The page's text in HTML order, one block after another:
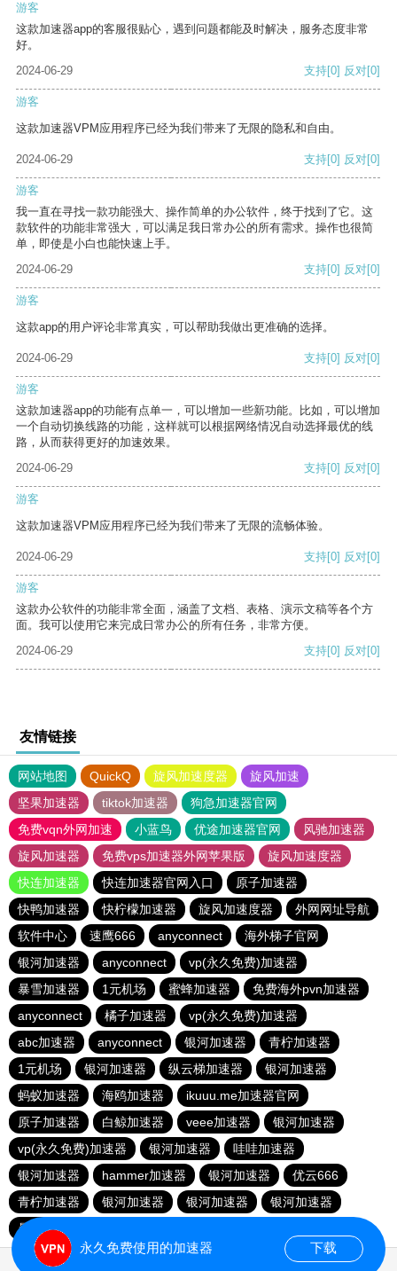
游客
这款加速器app的客服很贴心，遇到问题都能及时解决，服务态度非常
好。
2024-06-29
支持[0] 反对[0]
游客
这款加速器VPM应用程序已经为我们带来了无限的隐私和自由。
2024-06-29 支持[0] 反对[0]
游客
我一直在寻找一款功能强大、操作简单的办公软件，终于找到了它。这
款软件的功能非常强大，可以满足我日常办公的所有需求。操作也很简
单，即使是小白也能快速上手。
2024-06-29
支持[0] 反对[0]
游客
这款app的用户评论非常真实，可以帮助我做出更准确的选择。
2024-06-29 支持[0] 反对[0]
游客
这款加速器app的功能有点单一，可以增加一些新功能。比如，可以增加
一个自动切换线路的功能，这样就可以根据网络情况自动选择最优的线
路，从而获得更好的加速效果。
2024-06-29
支持[0] 反对[0]
游客
这款加速器VPM应用程序已经为我们带来了无限的流畅体验。
2024-06-29 支持[0] 反对[0]
游客
这款办公软件的功能非常全面，涵盖了文档、表格、演示文稿等各个方
面。我可以使用它来完成日常办公的所有任务，非常方便。
2024-06-29
支持[0] 反对[0]
友情链接
网站地图 QuickQ 旋风加速度器
旋风加速
坚果加速器
tiktok加速器
狗急加速器官网
免费vqn外网加速
小蓝鸟 优途加速器官网
风驰加速器
旋风加速器
免费vps加速器外网苹果版
旋风加速度器
快连加速器
快连加速器官网入口
原子加速器
快鸭加速器
快柠檬加速器 旋风加速度器
外网网址导航
软件中心
速鹰666 anyconnect
海外梯子官网
银河加速器
anyconnect
vp(永久免费)加速器
暴雪加速器
1元机场 蜜蜂加速器
免费海外pvn加速器
anyconnect
橘子加速器
vp(永久免费)加速器
abc加速器
anyconnect 银河加速器
青柠加速器
1元机场
银河加速器 纵云梯加速器
银河加速器
蚂蚁加速器
海鸥加速器
ikuuu.me加速器官网
原子加速器
白鲸加速器 veee加速器
银河加速器
vp(永久免费)加速器
银河加速器
哇哇加速器
银河加速器
hammer加速器 银河加速器
优云666
青柠加速器
银河加速器 银河加速器
银河加速器
暴雪加速器
永久免费使用的加速器 下载